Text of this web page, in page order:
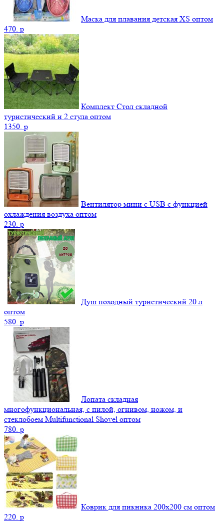
Маска для плавания детская XS оптом
470. p
Комплект Стол складной
туристический и 2 стула оптом
1350. p
Вентилятор мини с USB с функцией
охлаждения воздуха оптом
230. p
Душ походный туристический 20 л
оптом
580. p
Лопата складная
многофункциональная, с пилой, огнивом, ножом, и
стеклобоем Multifunctional Shovel оптом
780. p
Коврик для пикника 200х200 см оптом
220. p